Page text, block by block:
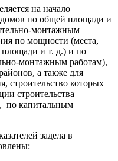
на начало
по общей площади и
монтажным
по мощности (места,
и т. д.) и по
монтажным работам),
а также для
строительство которых
строительства
по капитальным
задела в